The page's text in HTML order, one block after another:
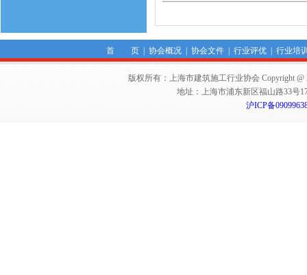
首 页| 协会概况| 协会文件| 行业评优| 行业培
版权所有：上海市建筑施工行业协会 Copyright @
地址：上海市浦东新区福山路33号
沪ICP备